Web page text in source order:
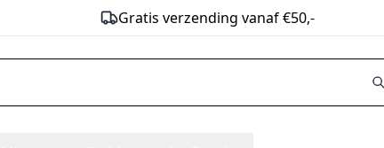
Gratis verzending vanaf €50,-